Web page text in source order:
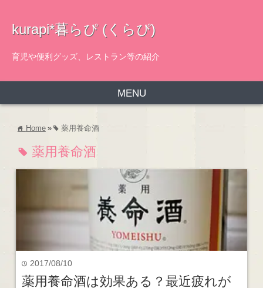
kurapi*暮らぴ (くらぴ)
育児や便利グッズ、レストラン等の紹介
MENU
home Home » tag 薬用養命酒
tag 薬用養命酒
time 2017/08/10
薬用養命酒は効果ある？最近疲れが